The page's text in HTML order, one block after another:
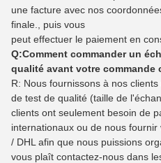
une facture avec nos
finale., puis vous
peut effectuer le paiement en
Q:Comment commander un
qualité avant votre commande
R: Nous fournissons à nos
de test de qualité (taille de
clients ont seulement besoin de
internationaux ou de nous
/ DHL afin que nous puissions
vous plaît contactez-nous dans